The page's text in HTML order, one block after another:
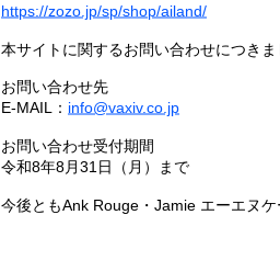
https://zozo.jp/sp/shop/ailand/
本サイトに関するお問い合わせにつき
お問い合わせ先
E-MAIL： info@vaxiv.co.jp
お問い合わせ受付期間
令和8年8月31日（月）まで
今後ともAnk Rouge・Jamie エーエヌ